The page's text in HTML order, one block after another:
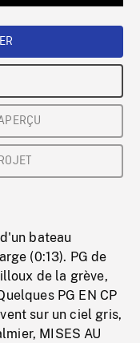
bateau
(0:13). PG de
de la grève,
PG EN CP
sur un ciel gris,
MISES AU